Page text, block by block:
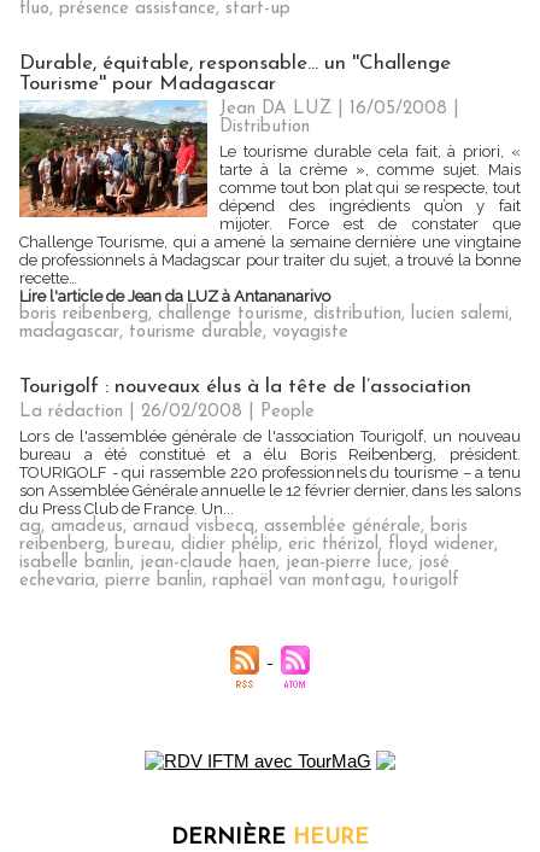
fluo, présence assistance, start-up
Durable, équitable, responsable... un ''Challenge
Tourisme'' pour Madagascar
Jean DA LUZ | 16/05/2008
Distribution
Le tourisme durable cela fait, à priori, «
tarte à la crème », comme sujet. Mais
comme tout bon plat qui se respecte, tout
dépend des ingrédients qu’on y fait
mijoter. Force est de constater que
Challenge Tourisme, qui a amené la semaine dernière une vingtaine
de professionnels à Madagscar pour traiter du sujet, a trouvé la bonne
recette…
Lire l'article de Jean da LUZ à Antananarivo
boris reibenberg, challenge tourisme, distribution, lucien salemi,
madagascar, tourisme durable, voyagiste
Tourigolf : nouveaux élus à la tête de l’association
La rédaction | 26/02/2008
People
Lors de l'assemblée générale de l'association Tourigolf, un nouveau
bureau a été constitué et a élu Boris Reibenberg, président.
TOURIGOLF - qui rassemble 220 professionnels du tourisme – a tenu
son Assemblée Générale annuelle le 12 février dernier, dans les salons
du Press Club de France. Un...
ag, amadeus, arnaud visbecq, assemblée générale, boris
reibenberg, bureau, didier phélip, eric thérizol, floyd widener,
isabelle banlin, jean-claude haen, jean-pierre luce, josé
echevaria, pierre banlin, raphaël van montagu, tourigolf
DERNIÈRE HEURE